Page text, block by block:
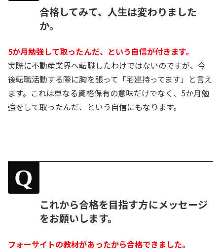
合格してみて、人生は変わりました
か。
5か月勉強して取ったんだ、という自信が付きます。
実際に不動産業界へ転職したわけではないのですが、今
後転職活動する際に胸を張って「宅建持ってます」と言え
ます。これは単なる資格保有の意味だけでなく、5か月勉
強をして取ったんだ、という自信にもなります。
Q
これから合格を目指す方にメッセージ
をお願いします。
フォーサイトの教材があったから合格できました。